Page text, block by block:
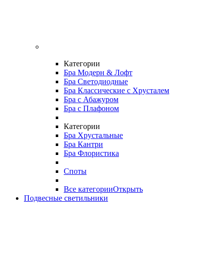
Категории
Бра Модерн & Лофт
Бра Светодиодные
Бра Классические с Хрусталем
Бра с Абажуром
Бра с Плафоном
Категории
Бра Хрустальные
Бра Кантри
Бра Флористика
Споты
Все категорииОткрыть
Подвесные светильники